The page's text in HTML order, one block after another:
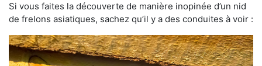
Si vous faites la découverte de manière inopinée d’un nid
de frelons asiatiques, sachez qu’il y a des conduites à voir :